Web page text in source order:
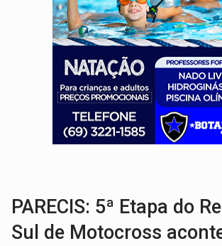
EMOCIONE:PRESENTES: Confira
VOVÔ LADRÃO:Idoso é filmado
JUSTIÇA:Comarca de Nova
ADAILTON FÚRIA:Assessoria
VÍDEO:Motoboy de delivery sofre
PARECIS: 5ª Etapa do
Sul de Motocross